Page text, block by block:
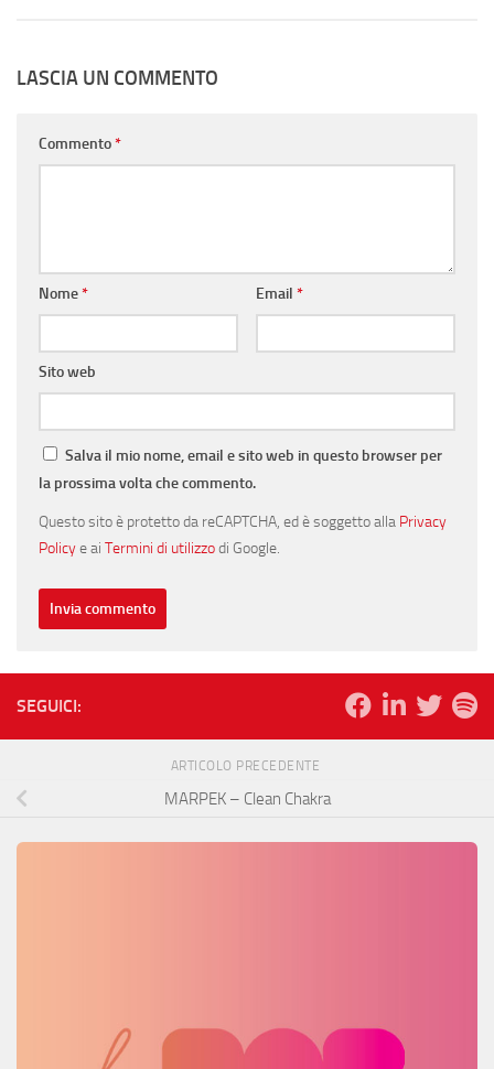
LASCIA UN COMMENTO
Commento*
Nome* Email *
Sito web
Salva il mio nome, email e sito web in questo browser per
la prossima volta che commento.
Questo sito è protetto da reCAPTCHA, ed è soggetto alla Privacy
Policye ai Termini di utilizzodi Google.
SEGUICI:
ARTICOLO PRECEDENTE
MARPEK – Clean Chakra